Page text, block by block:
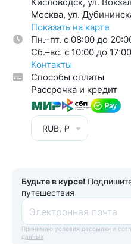
Москва, ул.
Показать на карте
Пн.–пт. с 08:00 до
Cб.–вс. с 10:00 до 17:00
Контакты
Способы оплаты
Рассрочка и кредит
RUB, ₽
Будьте в курсе!
путешествия
Электронная почта
Принимаю условия рассылки и
данных